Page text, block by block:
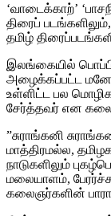
‘வாடைக்காற்’
திரைப்
தமிழ்
இலங்கையில்
அழைக்கப்பட்ட
உள்ளிட்ட பல
சேர்த்தவர் என
”சுராங்கனி
மாத்திரமல்ல,
நாடுகளிலும்
மலையாளம்,
கலைஞர்களின்